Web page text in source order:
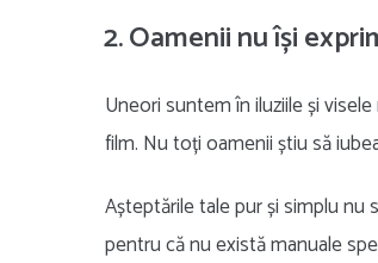
2. Oamenii nu își
Uneori suntem în iluziile și
film. Nu toți oamenii știu să
Așteptările tale pur și simplu
pentru că nu există manuale